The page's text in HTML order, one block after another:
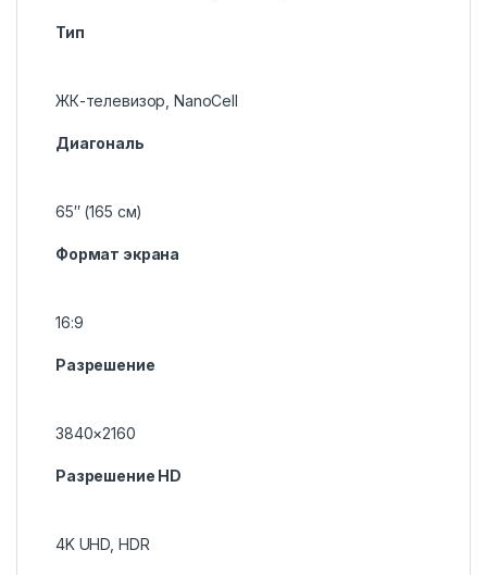
Тип
ЖК-телевизор, NanoCell
Диагональ
65″ (165 см)
Формат экрана
16:9
Разрешение
3840×2160
Разрешение HD
4K UHD, HDR